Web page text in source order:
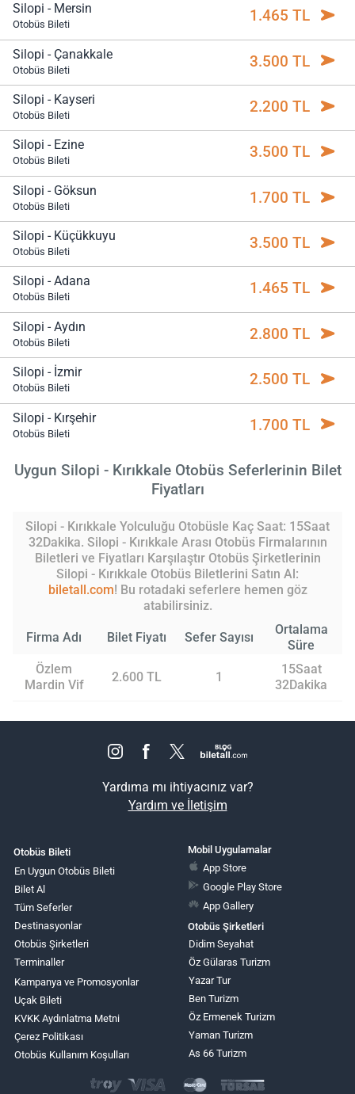
Silopi - Mersin
Otobüs Bileti 1.465 TL
Silopi - Çanakkale
Otobüs Bileti 3.500 TL
Silopi - Kayseri
Otobüs Bileti 2.200 TL
Silopi - Ezine
Otobüs Bileti 3.500 TL
Silopi - Göksun
Otobüs Bileti 1.700 TL
Silopi - Küçükkuyu
Otobüs Bileti 3.500 TL
Silopi - Adana
Otobüs Bileti 1.465 TL
Silopi - Aydın
Otobüs Bileti 2.800 TL
Silopi - İzmir
Otobüs Bileti 2.500 TL
Silopi - Kırşehir
Otobüs Bileti 1.700 TL
Uygun Silopi - Kırıkkale Otobüs Seferlerinin Bilet
Fiyatları
Silopi - Kırıkkale Yolculuğu Otobüsle Kaç Saat: 15Saat
32Dakika. Silopi - Kırıkkale Arası Otobüs Firmalarının
Biletleri ve Fiyatları Karşılaştır Otobüs Şirketlerinin
Silopi - Kırıkkale Otobüs Biletlerini Satın Al:
biletall.com! Bu rotadaki seferlere hemen göz
atabilirsiniz.
Firma Adı Bilet Fiyatı Sefer Sayısı
Ortalama
Süre
Özlem
Mardin Vif
2.600 TL 1
15Saat
32Dakika
Yardıma mı ihtiyacınız var?
Yardım ve İletişim
Otobüs Bileti
En Uygun Otobüs Bileti
Bilet Al
Tüm Seferler
Destinasyonlar
Otobüs Şirketleri
Terminaller
Kampanya ve Promosyonlar
Uçak Bileti
KVKK Aydınlatma Metni
Çerez Politikası
Otobüs Kullanım Koşulları
Mobil Uygulamalar
App Store
Google Play Store
App Gallery
Otobüs Şirketleri
Didim Seyahat
Öz Gülaras Turizm
Yazar Tur
Ben Turizm
Öz Ermenek Turizm
Yaman Turizm
As 66 Turizm